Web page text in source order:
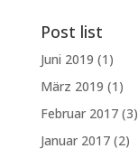
Post list
Juni 2019 (1)
März 2019 (1)
Februar 2017(3)
Januar 2017(2)